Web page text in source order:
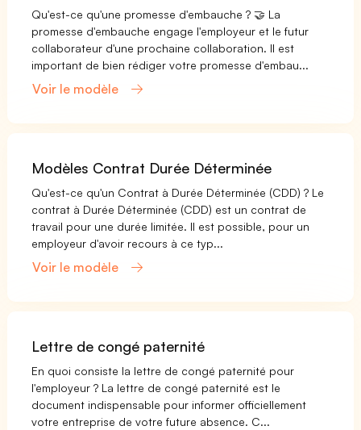
Qu'est-ce qu'une promesse d'embauche ? 🤝 La
promesse d'embauche engage l'employeur et le futur
collaborateur d'une prochaine collaboration. Il est
important de bien rédiger votre promesse d'embau...
Voir le modèle
Modèles Contrat Durée Déterminée
Qu'est-ce qu'un Contrat à Durée Déterminée (CDD) ? Le
contrat à Durée Déterminée (CDD) est un contrat de
travail pour une durée limitée. Il est possible, pour un
employeur d'avoir recours à ce typ...
Voir le modèle
Lettre de congé paternité
En quoi consiste la lettre de congé paternité pour
l'employeur ? La lettre de congé paternité est le
document indispensable pour informer officiellement
votre entreprise de votre future absence. C...